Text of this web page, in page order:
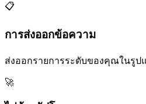
📋
การส่งออกข้อความ
ส่งออกรายการระดับของคุณในรูป
🚀